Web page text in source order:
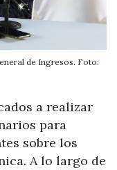
de Ingresos. Foto:
a realizar
para
sobre los
A lo largo de